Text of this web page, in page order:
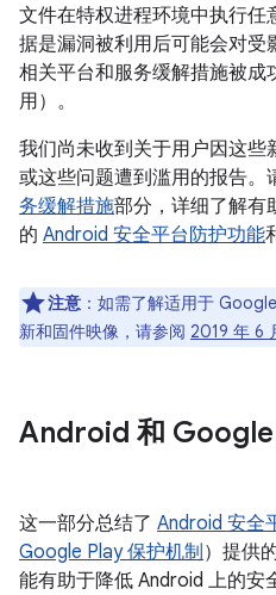
文件在特权进程环境中执行任
据是漏洞被利用后可能会对
相关平台和服务缓解措施被
用）。
我们尚未收到关于用户因这
或这些问题遭到滥用的报告。
务缓解措施部分，详细了解有
的 Android 安全平台防护功能
注意 ：如需了解适用于
新和固件映像，请参阅 2019 年 6
Android 和 Google
这一部分总结了 Android 安全
Google Play 保护机制 ）提供
能有助于降低 Android 上的安